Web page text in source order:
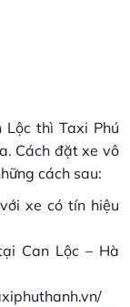
thì Taxi Phú
Cách đặt xe vô
cách sau:
xe có tín hiệu
Can Lộc – Hà